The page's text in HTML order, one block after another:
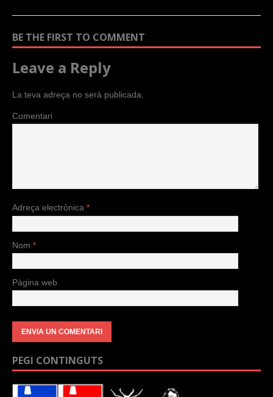
BE THE FIRST TO COMMENT
Leave a Reply
La teva adreça no serà publicada.
Comentari
Adreça electrònica *
Nom *
Pàgina web
PEGI CONTINGUTS